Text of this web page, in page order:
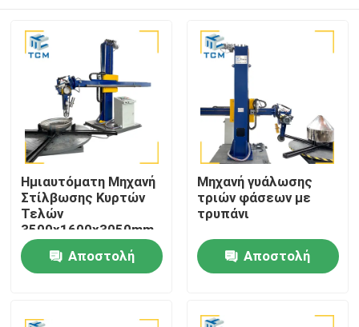
Σπίτι
Προϊόντα
Σχετικά με εμάς
Ημιαυτόματη Μηχανή
Στίλβωσης Κυρτών
Τελών
3500x1600x3050mm
2500 kg με Απόδοση
8-12m2 ανά Ώρα
Αποστολή
Μηχανή γυάλωσης
τριών φάσεων με
τρυπάνι
Αποστολή